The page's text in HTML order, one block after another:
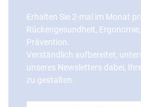
Erhalten Sie 2-mal im Monat
Rückengesundheit,
Prävention.
Verständlich aufbereitet,
unseres Newsletters dabei,
zu gestalten.